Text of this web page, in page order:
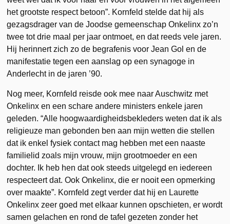
het grootste respect betoon”. Kornfeld stelde dat hij als
gezagsdrager van de Joodse gemeenschap Onkelinx zo’n
twee tot drie maal per jaar ontmoet, en dat reeds vele jaren.
Hij herinnert zich zo de begrafenis voor Jean Gol en de
manifestatie tegen een aanslag op een synagoge in
Anderlecht in de jaren ’90.
Nog meer, Kornfeld reisde ook mee naar Auschwitz met
Onkelinx en een schare andere ministers enkele jaren
geleden. “Alle hoogwaardigheidsbekleders weten dat ik als
religieuze man gebonden ben aan mijn wetten die stellen
dat ik enkel fysiek contact mag hebben met een naaste
familielid zoals mijn vrouw, mijn grootmoeder en een
dochter. Ik heb hen dat ook steeds uitgelegd en iedereen
respecteert dat. Ook Onkelinx, die er nooit een opmerking
over maakte”. Kornfeld zegt verder dat hij en Laurette
Onkelinx zeer goed met elkaar kunnen opschieten, er wordt
samen gelachen en rond de tafel gezeten zonder het